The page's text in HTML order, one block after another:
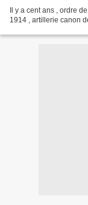
Il y a cent ans , ordre